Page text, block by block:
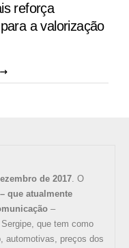
reforça
a valorização
de 2017. O
que atualmente
–
que tem como
automotivas, preços dos